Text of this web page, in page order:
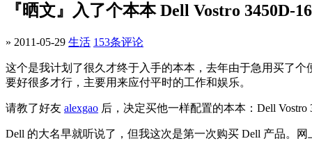
『晒文』入了个本本 Dell Vostro 3450D-
» 2011-05-29 生活 153条评论
这个是我计划了很久才终于入手的本本，去年由于急用买了
要好很多才行，主要用来应付平时的工作和娱乐。
请教了好友 alexgao 后，决定买他一样配置的本本：Dell
Dell 的大名早就听说了，但我这次是第一次购买 Dell 产品。